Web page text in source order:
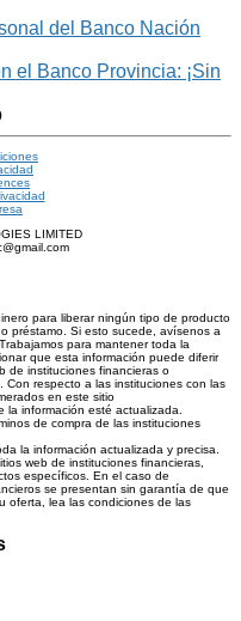
del Banco Nación
el Banco Provincia: ¡Sin
LIMITED
para liberar ningún tipo de producto
préstamo. Si esto sucede, avísenos a
para mantener toda la
que esta información puede diferir
de instituciones financieras o
respecto a las instituciones con las
en este sitio
información esté actualizada.
de compra de las instituciones
la información actualizada y precisa.
web de instituciones financieras,
específicos. En el caso de
se presentan sin garantía de que
oferta, lea las condiciones de las